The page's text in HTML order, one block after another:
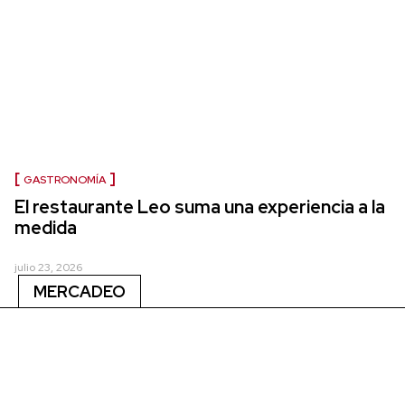
GASTRONOMÍA
El restaurante Leo suma una experiencia a la
medida
julio 23, 2026
MERCADEO